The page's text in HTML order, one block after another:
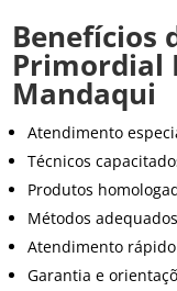
Benefícios
Primordial
Mandaqui
Atendimento
Técnicos
Produtos
Métodos
Atendimento
Garantia e